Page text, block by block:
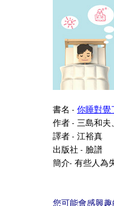
書名 - 你睡對覺
作者 - 三島和夫
譯者 - 江裕真
出版社 - 臉譜
簡介- 有些人為
您可能會感興趣